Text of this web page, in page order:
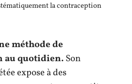
la contraception
méthode de
au quotidien.Son
expose à des